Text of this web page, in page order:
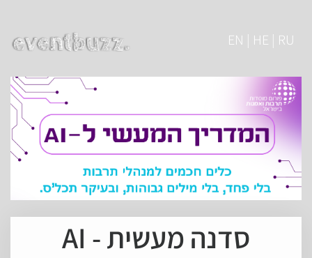
EN | HE | RU
סדנה מעשית - AI